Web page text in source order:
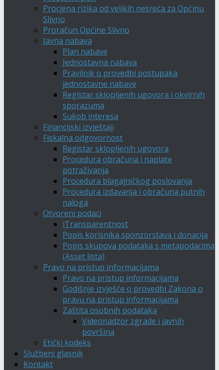
Procjena rizika od velikih nesreća za Općinu
Slivno
Proračun Općine Slivno
Javna nabava
Plan nabave
Jednostavna nabava
Pravilnik o provedbi postupaka
jednostavne nabave
Registar sklopljenih ugovora i okvirnih
sporazuma
Sukob interesa
Financijski izvještaji
Fiskalna odgovornost
Registar sklopljenih ugovora
Procedura obračuna i naplate
potraživanja
Procedura blagajničkog poslovanja
Procedura izdavanja i obračuna putnih
naloga
Otvoreni podaci
iTransparentnost
Popis korisnika sponzorstava i donacija
Popis skupova podataka s metapodacima
(Asset lista)
Pravo na pristup informacijama
Pravo na pristup informacijama
Godišnje izvješće o provedbi Zakona o
pravu na pristup informacijama
Zaštita osobnih podataka
Videonadzor zgrade i javnih
površina
Etički kodeks
Službeni glasnik
Kontakt